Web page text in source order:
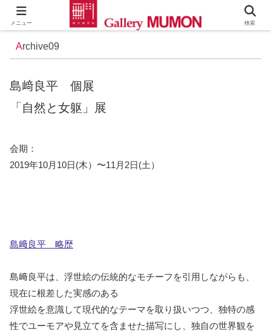
Archive09
島﨑良平 個展
「自然と女躯」展
会期：
2019年10月10日(木）〜11月2日(土）
島﨑良平 略歴
島﨑良平は、浮世絵の伝統的なモチーフを引用しながらも、
現在に根差した実感のある
浮世絵を意識して現代的なテーマを取り扱いつつ、独特の感
性でユーモアや見立てを含ませた描写にし、独自の世界観を
メニュー 検索